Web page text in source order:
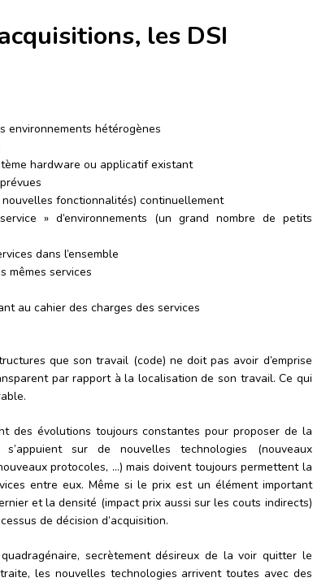
les DSI
environnements hétérogènes
hardware ou applicatif existant
fonctionnalités) continuellement
» d’environnements (un grand nombre de petits
dans l’ensemble
mêmes services
au cahier des charges des services
que son travail (code) ne doit pas avoir d’emprise
par rapport à la localisation de son travail. Ce qui
des évolutions toujours constantes pour proposer de la
sur de nouvelles technologies (nouveaux
protocoles, …) mais doivent toujours permettent la
entre eux. Même si le prix est un élément important
et la densité (impact prix aussi sur les couts indirects)
de décision d’acquisition.
secrètement désireux de la voir quitter le
les nouvelles technologies arrivent toutes avec des